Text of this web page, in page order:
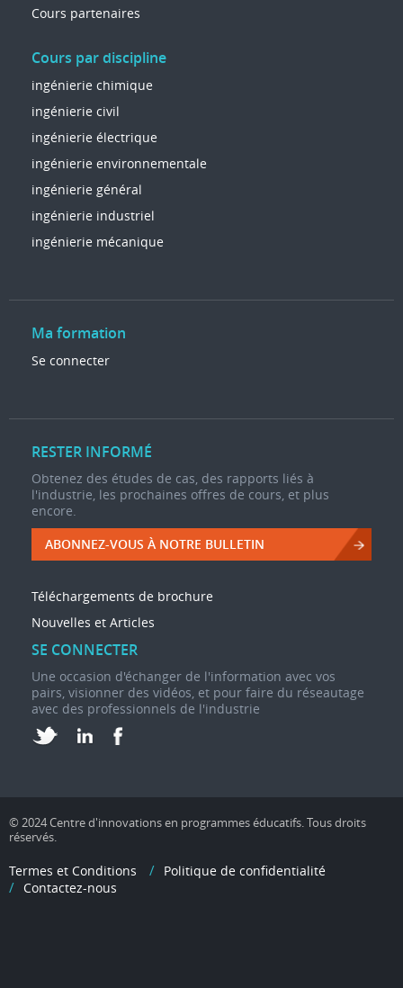
Cours partenaires
Cours par discipline
ingénierie chimique
ingénierie civil
ingénierie électrique
ingénierie environnementale
ingénierie général
ingénierie industriel
ingénierie mécanique
Ma formation
Se connecter
RESTER INFORMÉ
Obtenez des études de cas, des rapports liés à
l'industrie, les prochaines offres de cours, et plus
encore.
ABONNEZ-VOUS À NOTRE BULLETIN
Téléchargements de brochure
Nouvelles et Articles
SE CONNECTER
Une occasion d'échanger de l'information avec vos
pairs, visionner des vidéos, et pour faire du réseautage
avec des professionnels de l'industrie
© 2024 Centre d'innovations en programmes éducatifs. Tous droits
réservés.
Termes et Conditions
Politique de confidentialité
Contactez-nous